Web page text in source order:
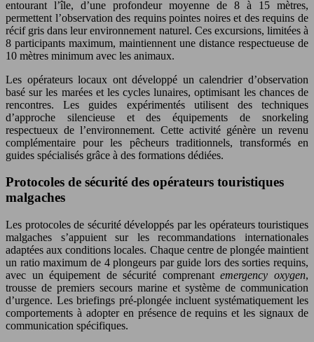
entourant l’île, d’une profondeur moyenne de 8 à 15 mètres,
permettent l’observation des requins pointes noires et des requins de
récif gris dans leur environnement naturel. Ces excursions, limitées à
8 participants maximum, maintiennent une distance respectueuse de
10 mètres minimum avec les animaux.
Les opérateurs locaux ont développé un calendrier d’observation
basé sur les marées et les cycles lunaires, optimisant les chances de
rencontres. Les guides expérimentés utilisent des techniques
d’approche silencieuse et des équipements de snorkeling
respectueux de l’environnement. Cette activité génère un revenu
complémentaire pour les pêcheurs traditionnels, transformés en
guides spécialisés grâce à des formations dédiées.
Protocoles de sécurité des opérateurs touristiques
malgaches
Les protocoles de sécurité développés par les opérateurs touristiques
malgaches s’appuient sur les recommandations internationales
adaptées aux conditions locales. Chaque centre de plongée maintient
un ratio maximum de 4 plongeurs par guide lors des sorties requins,
avec un équipement de sécurité comprenantemergency oxygen,
trousse de premiers secours marine et système de communication
d’urgence. Les briefings pré-plongée incluent systématiquement les
comportements à adopter en présence de requins et les signaux de
communication spécifiques.